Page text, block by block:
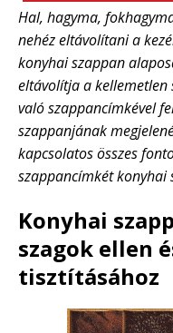
Hal, hagyma,
nehéz eltávolítani a
konyhai szappan
eltávolítja a kellemetlen
való szappancímkével
szappanjának
kapcsolatos összes
szappancímkét konyhai
Konyhai
szagok ellen
tisztításához